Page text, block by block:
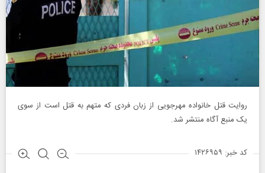
روایت قتل خانواده مهرجویی از زبان فردی که متهم به قتل است از سوی
یک منبع آگاه منتشر شد.
کد خبر: ۱۴۲۶۹۵۹